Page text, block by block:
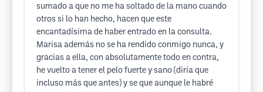
sumado a que no me ha soltado de la mano cuando
otros si lo han hecho, hacen que este
encantadísima de haber entrado en la consulta.
Marisa además no se ha rendido conmigo nunca, y
gracias a ella, con absolutamente todo en contra,
he vuelto a tener el pelo fuerte y sano (diría que
incluso más que antes) y se que aunque le habré